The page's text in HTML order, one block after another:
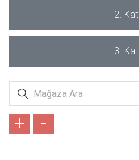
2. Kat
3. Kat
+ -